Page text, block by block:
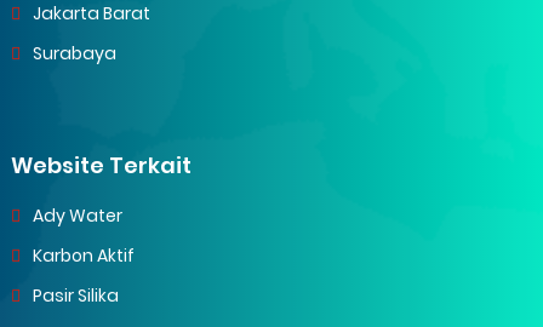
Jakarta Barat
Surabaya
Website Terkait
Ady Water
Karbon Aktif
Pasir Silika